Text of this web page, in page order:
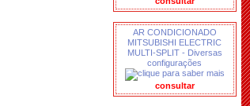
AR CONDICIONADO
MITSUBISHI ELECTRIC
MULTI-SPLIT - Diversas
configurações
consultar